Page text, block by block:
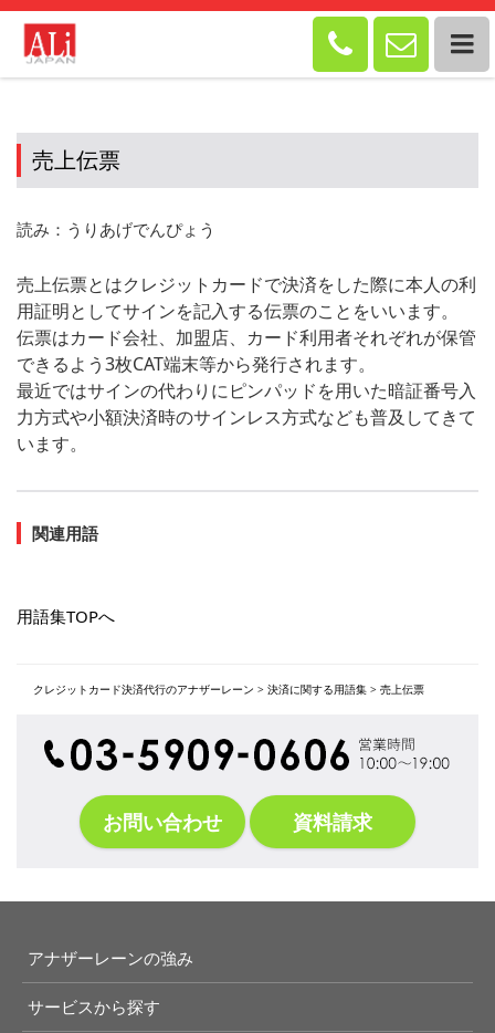
 
売上伝票
読み：うりあげでんぴょう
売上伝票とはクレジットカードで決済をした際に本人の利
用証明としてサインを記入する伝票のことをいいます。
伝票はカード会社、加盟店、カード利用者それぞれが保管
できるよう3枚CAT端末等から発行されます。
最近ではサインの代わりにピンパッドを用いた暗証番号入
力方式や小額決済時のサインレス方式なども普及してきて
います。
関連用語
用語集TOPへ
クレジットカード決済代行のアナザーレーン > 決済に関する用語集 > 売上伝票
お問い合わせ 資料請求
アナザーレーンの強み
サービスから探す